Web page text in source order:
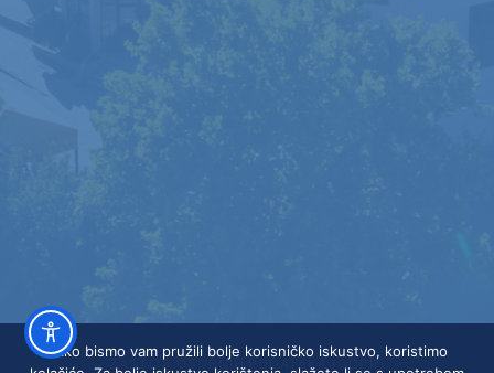
ZAŠTITA OSOBNIH PODATAKA (GDPR)
Kako bismo vam pružili bolje korisničko iskustvo, koristimo